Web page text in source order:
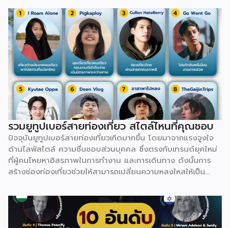
เป็นเอกลักษณ์เฉพาะตัวที่ไม่เหมือนภาษาใดในโลก นอกจากนี้
จอร์เจียยังเป็นที่ตั้งของ Ushguli หมู่บ้านที่มีคนอยู่อาศัยจริงซึ่ง
สูงที่สุดในยุโรป ล้อมรอบด้วยหอคอยหินโบราณ และมีเมืองถ้ำ
ขนาดใหญ่อย่าง Vardzia ที่ขุดเข้าไปในเนื้อหินถึง 13 ชั้นเพื่อใช้
ซ่อนตัวจากศัตรูในอดีต ยิ่งไปกว่านั้น ยามล้อมวงกินเลี้ยงใน
วัฒนธรรม Supra จะต้องมี Tamada หรือหัวหน้าโต๊ะคอยร่ายคำ
อวยพรยาวเหยียดสะท้อนเรื่องราวชีวิต ความรัก และบรรพบุรุษ
ก่อนที่ทุกคนจะยกแก้วดื่มพร้อมกัน ทำให้จอร์เจียไม่ได้มีดีแค่
ธรรมชาติ แต่เต็มไปด้วยอารยธรรมสุดลึกลับที่รอให้ไปสัมผัส
รวมยูทูปเบอร์สายท่องเที่ยว สไตล์ไหนที่คุณชอบ
ปัจจุบันยูทูปเบอร์สายท่องเที่ยวเกิดมากขึ้น โดยมาจากแรงจูงใจ
ด้านไลฟ์สไตล์ ความชื่นชอบส่วนบุคคล ซึ่งตรงกับเทรนด์ยุคใหม่
ที่ผู้คนโหยหาอิสรภาพในการทำงาน และการเดินทาง ดังนั้นการ
สร้างช่องท่องเที่ยวช่วยให้สามารถเปลี่ยนความหลงใหลให้เป็น
สปอนเซอร์แบรนด์สินค้า/โรงแรม, การขายสินค้าของตัวเอง ไป
จนถึงงานรับรีวิว สามารถต่อยอดออกไปได้อย่างหลากหลาย
นอกจากนี้ พฤติกรรมผู้บริโภคยุคปัจจุบันที่นิยมเสพวิดีโอท่อง